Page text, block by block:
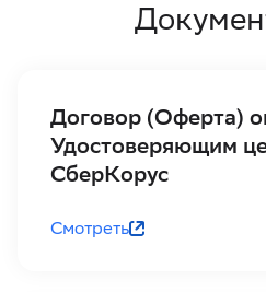
Договор (Оферта)
Удостоверяющим
СберКорус
Смотреть